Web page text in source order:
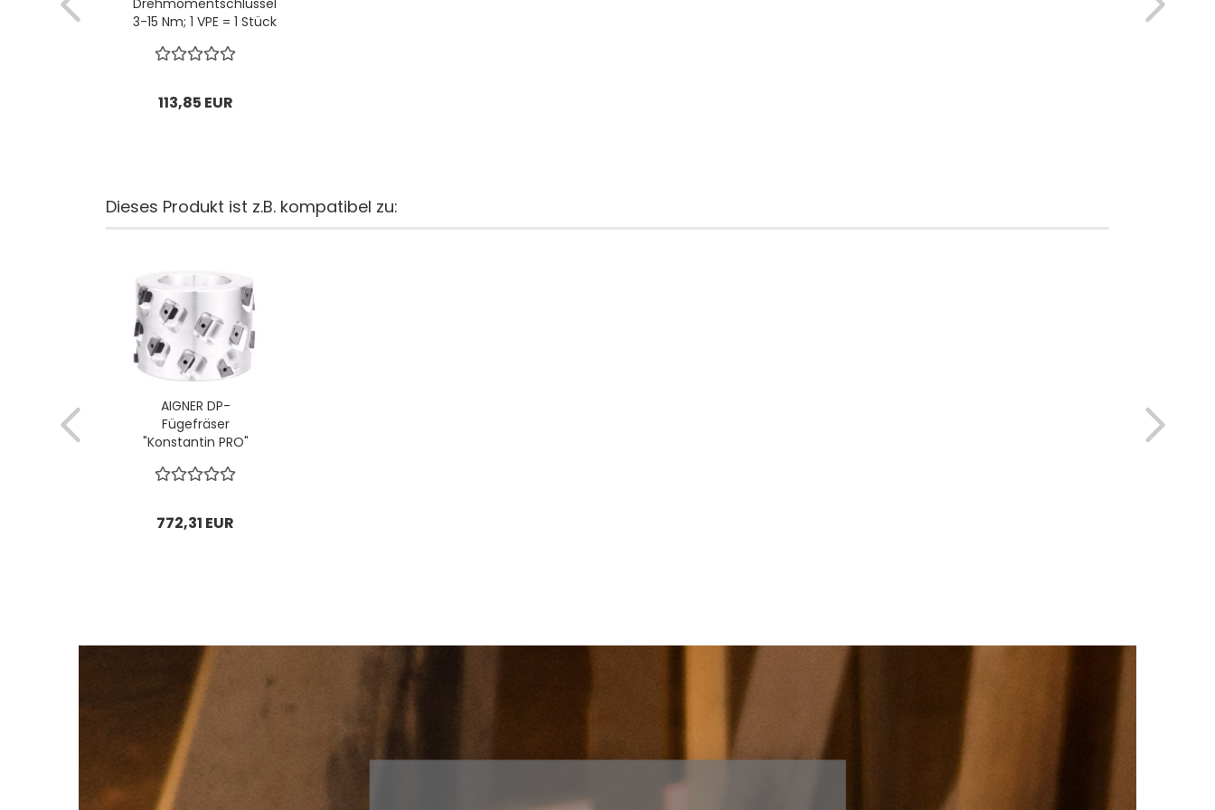
Drehmomentschlüssel
3-15 Nm; 1 VPE = 1 Stück
113,85 EUR
Dieses Produkt ist z.B. kompatibel zu:
AIGNER DP-
Fügefräser
"Konstantin PRO"
Ø70x45,5/62x25Ø
VPE = 1 Stück...
772,31 EUR